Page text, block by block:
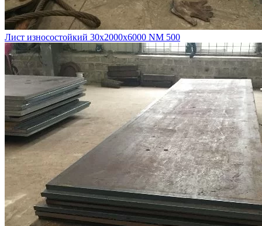
Лист износостойкий 30х2000х6000 NM 500